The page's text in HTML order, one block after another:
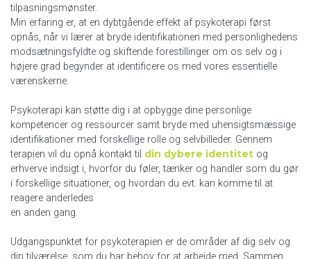
tilpasningsmønster.
Min erfaring er, at en dybtgående effekt af psykoterapi først
opnås, når vi lærer at bryde identifikationen med personlighedens
modsætningsfyldte og skiftende forestillinger om os selv og i
højere grad begynder at identificere os med vores essentielle
værenskerne.
Psykoterapi kan støtte dig i at opbygge dine personlige
kompetencer og ressourcer samt bryde med uhensigtsmæssige
identifikationer med forskellige rolle og selvbilleder. Gennem
terapien vil du opnå kontakt til din dybere identitet og
erhverve indsigt i, hvorfor du føler, tænker og handler som du gør
i forskellige situationer, og hvordan du evt. kan komme til at
reagere anderledes
en anden gang.
Udgangspunktet for psykoterapien er de områder af dig selv og
din tilværelse, som du har behov for at arbejde med. Sammen